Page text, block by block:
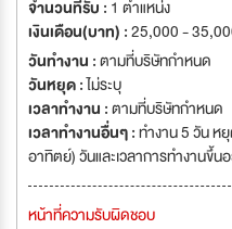
จำนวนที่รับ : 1 ตำแหน่ง
เงินเดือน(บาท) :25,000 -
วันทำงาน :ตามที่บริษัทกำหนด
วันหยุด :ไม่ระบุ
เวลาทำงาน :ตามที่บริษัทกำหนด
เวลาทำงานอื่นๆ :ทำงาน 5 วัน ห
อาทิตย์) วันและเวลาการทำงานขึ้
หน้าที่ความรับผิดชอบ